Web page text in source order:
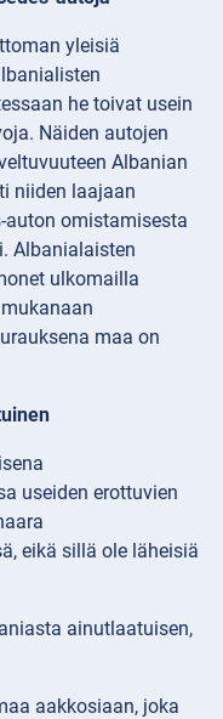
yleisiä
he toivat usein
Näiden autojen
Albanian
niiden laajaan
auton omistamisesta
Albanialaisten
ulkomailla
maa on
useiden erottuvien
eikä sillä ole läheisiä
ainutlaatuisen,
aakkosiaan, joka